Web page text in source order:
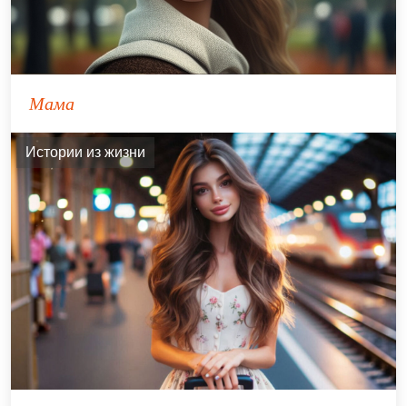
Мама
Истории из жизни